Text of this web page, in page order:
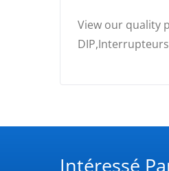
View our quality
Intéressé